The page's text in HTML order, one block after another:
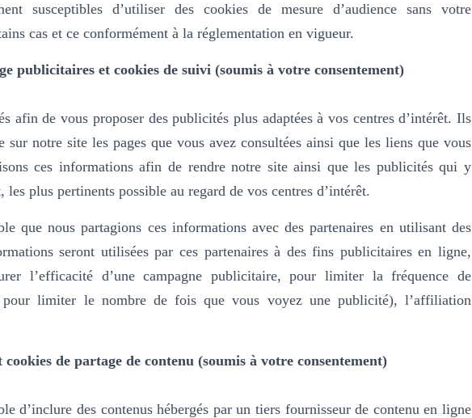
susceptibles d’utiliser des cookies de mesure d’audience sans votre
cas et ce conformément à la réglementation en vigueur.
publicitaires et cookies de suivi (soumis à votre consentement)
afin de vous proposer des publicités plus adaptées à vos centres d’intérêt. Ils
sur notre site les pages que vous avez consultées ainsi que les liens que vous
ces informations afin de rendre notre site ainsi que les publicités qui y
les plus pertinents possible au regard de vos centres d’intérêt.
que nous partagions ces informations avec des partenaires en utilisant des
seront utilisées par ces partenaires à des fins publicitaires en ligne,
l’efficacité d’une campagne publicitaire, pour limiter la fréquence de
pour limiter le nombre de fois que vous voyez une publicité), l’affiliation
de partage de contenu (soumis à votre consentement)
d’inclure des contenus hébergés par un tiers fournisseur de contenu en ligne